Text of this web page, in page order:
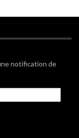
notification de